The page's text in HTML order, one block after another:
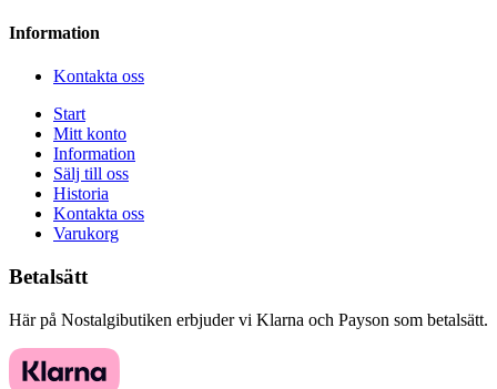
Information
Kontakta oss
Start
Mitt konto
Information
Sälj till oss
Historia
Kontakta oss
Varukorg
Betalsätt
Här på Nostalgibutiken erbjuder vi Klarna och Payson som betalsätt.